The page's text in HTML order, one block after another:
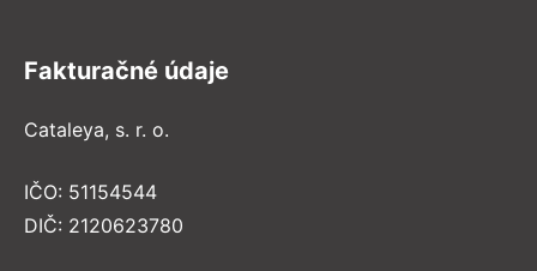
Fakturačné údaje
Cataleya, s. r. o.
IČO: 51154544
DIČ: 2120623780